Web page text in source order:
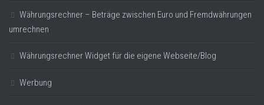
Währungsrechner – Beträge zwischen Euro und Fremdwährungen
umrechnen
Währungsrechner Widget für die eigene Webseite/Blog
Werbung